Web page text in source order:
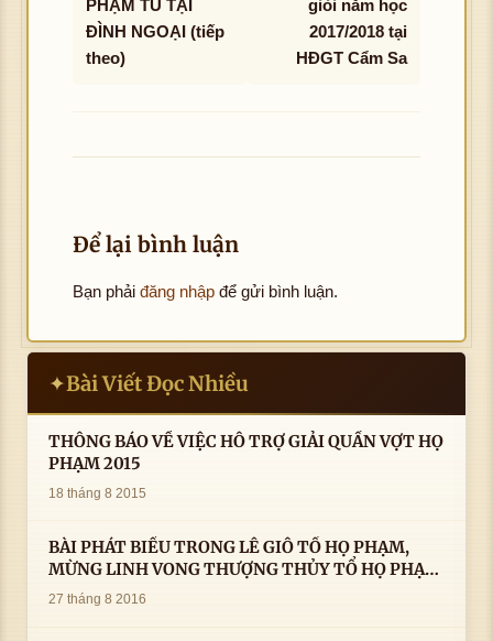
PHẠM TU TẠI
ĐÌNH NGOẠI (tiếp
theo)
giỏi năm học
2017/2018 tại
HĐGT Cẩm Sa
Để lại bình luận
Bạn phải đăng nhập để gửi bình luận.
✦Bài Viết Đọc Nhiều
THÔNG BÁO VỀ VIỆC HỖ TRỢ GIẢI QUẦN VỢT HỌ
PHẠM 2015
18 tháng 8 2015
BÀI PHÁT BIỂU TRONG LÊ GIỖ TỔ HỌ PHẠM,
MỪNG LINH VONG THƯỢNG THỦY TỔ HỌ PHẠM
AN VỊ TAI CÀ MAU- ( 22/8/2016) CỦA LS.TS.NV.
27 tháng 8 2016